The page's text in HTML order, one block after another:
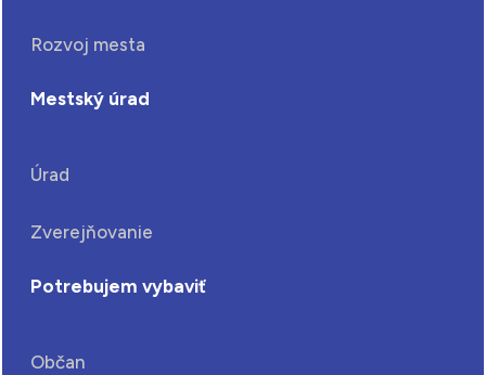
Rozvoj mesta
Mestský úrad
Úrad
Zverejňovanie
Potrebujem vybaviť
Občan